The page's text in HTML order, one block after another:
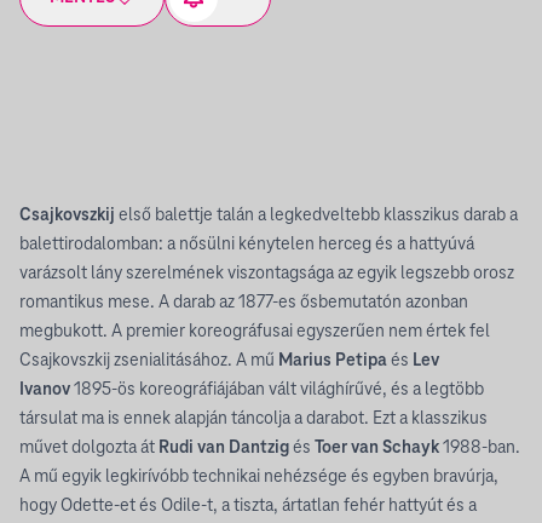
Csajkovszkij első balettje talán a legkedveltebb klasszikus darab a
balettirodalomban: a nősülni kénytelen herceg és a hattyúvá
varázsolt lány szerelmének viszontagsága az egyik legszebb orosz
romantikus mese. A darab az 1877-es ősbemutatón azonban
megbukott. A premier koreográfusai egyszerűen nem értek fel
Csajkovszkij zsenialitásához. A mű Marius Petipaés Lev
Ivanov1895-ös koreográfiájában vált világhírűvé, és a legtöbb
társulat ma is ennek alapján táncolja a darabot. Ezt a klasszikus
művet dolgozta át Rudi van Dantzigés Toer van Schayk1988-ban.
A mű egyik legkirívóbb technikai nehézsége és egyben bravúrja,
hogy Odette-et és Odile-t, a tiszta, ártatlan fehér hattyút és a